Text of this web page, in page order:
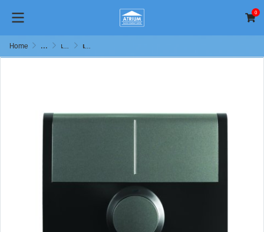
0
Home ... เครื่องทำน้ำร้อนแบบทันที (Instantaneous Water Heater) เครื่องทำน้ำอุ่น Stiebel Eltron รุ่น DDC 6EC / DDC 8EC